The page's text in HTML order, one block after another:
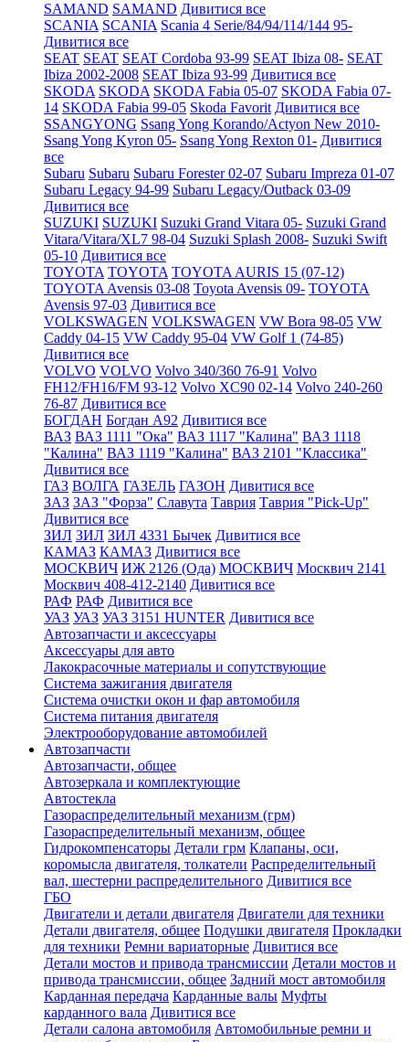
SAMAND SAMAND Дивитися все
SCANIA SCANIA Scania 4 Serie/84/94/114/144 95-
Дивитися все
SEAT SEAT SEAT Cordoba 93-99 SEAT Ibiza 08- SEAT
Ibiza 2002-2008 SEAT Ibiza 93-99 Дивитися все
SKODA SKODA SKODA Fabia 05-07 SKODA Fabia 07-
14 SKODA Fabia 99-05 Skoda Favorit Дивитися все
SSANGYONG Ssang Yong Korando/Actyon New 2010-
Ssang Yong Kyron 05- Ssang Yong Rexton 01- Дивитися
все
Subaru Subaru Subaru Forester 02-07 Subaru Impreza 01-07
Subaru Legacy 94-99 Subaru Legacy/Outback 03-09
Дивитися все
SUZUKI SUZUKI Suzuki Grand Vitara 05- Suzuki Grand
Vitara/Vitara/XL7 98-04 Suzuki Splash 2008- Suzuki Swift
05-10 Дивитися все
TOYOTA TOYOTA TOYOTA AURIS 15 (07-12)
TOYOTA Avensis 03-08 Toyota Avensis 09- TOYOTA
Avensis 97-03 Дивитися все
VOLKSWAGEN VOLKSWAGEN VW Bora 98-05 VW
Caddy 04-15 VW Caddy 95-04 VW Golf 1 (74-85)
Дивитися все
VOLVO VOLVO Volvo 340/360 76-91 Volvo
FH12/FH16/FM 93-12 Volvo XC90 02-14 Volvo 240-260
76-87 Дивитися все
БОГДАН Богдан А92 Дивитися все
ВАЗ ВАЗ 1111 "Ока" ВАЗ 1117 "Калина" ВАЗ 1118
"Калина" ВАЗ 1119 "Калина" ВАЗ 2101 "Классика"
Дивитися все
ГАЗ ВОЛГА ГАЗЕЛЬ ГАЗОН Дивитися все
ЗАЗ ЗАЗ "Форза" Славута Таврия Таврия "Pick-Up"
Дивитися все
ЗИЛ ЗИЛ ЗИЛ 4331 Бычек Дивитися все
КАМАЗ КАМАЗ Дивитися все
МОСКВИЧ ИЖ 2126 (Ода) МОСКВИЧ Москвич 2141
Москвич 408-412-2140 Дивитися все
РАФ РАФ Дивитися все
УАЗ УАЗ УАЗ 3151 HUNTER Дивитися все
Автозапчасти и аксессуары
Аксессуары для авто
Лакокрасочные материалы и сопутствующие
Система зажигания двигателя
Система очистки окон и фар автомобиля
Система питания двигателя
Электрооборудование автомобилей
Автозапчасти
Автозапчасти, общее
Автозеркала и комплектующие
Автостекла
Газораспределительный механизм (грм)
Газораспределительный механизм, общее
Гидрокомпенсаторы Детали грм Клапаны, оси,
коромысла двигателя, толкатели Распределительный
вал, шестерни распределительного Дивитися все
ГБО
Двигатели и детали двигателя Двигатели для техники
Детали двигателя, общее Подушки двигателя Прокладки
для техники Ремни вариаторные Дивитися все
Детали мостов и привода трансмиссии Детали мостов и
привода трансмиссии, общее Задний мост автомобиля
Карданная передача Карданные валы Муфты
карданного вала Дивитися все
Детали салона автомобиля Автомобильные ремни и